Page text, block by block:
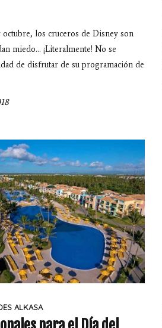
los cruceros de Disney son
miedo… ¡Literalmente! No se
de disfrutar de su programación de
ALKASA